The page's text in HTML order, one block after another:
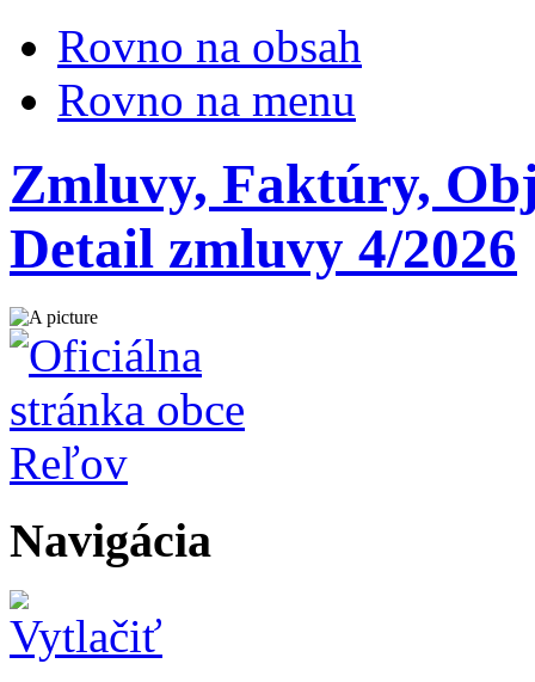
Rovno na obsah
Rovno na menu
Zmluvy, Faktúry,
Detail zmluvy 4/2026
Navigácia